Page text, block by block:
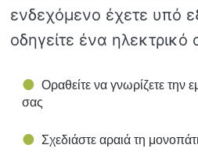
ενδεχόμενο έχετε υπό
οδηγείτε ένα ηλεκτρικό
Οραθείτε να γνωρίζετε την
σας
Σχεδιάστε αραιά τη